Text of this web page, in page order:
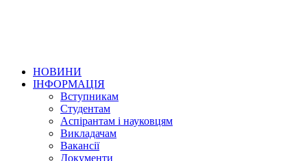
НОВИНИ
ІНФОРМАЦІЯ
Вступникам
Студентам
Аспірантам і науковцям
Викладачам
Вакансії
Документи